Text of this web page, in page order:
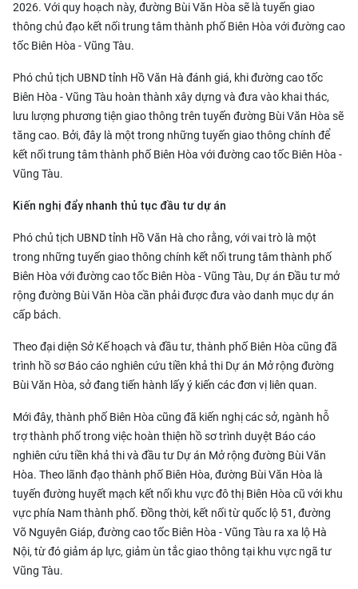
2026. Với quy hoạch này, đường Bùi Văn Hòa sẽ là tuyến giao
thông chủ đạo kết nối trung tâm thành phố Biên Hòa với đường cao
tốc Biên Hòa - Vũng Tàu.
Phó chủ tịch UBND tỉnh Hồ Văn Hà đánh giá, khi đường cao tốc
Biên Hòa - Vũng Tàu hoàn thành xây dựng và đưa vào khai thác,
lưu lượng phương tiện giao thông trên tuyến đường Bùi Văn Hòa sẽ
tăng cao. Bởi, đây là một trong những tuyến giao thông chính để
kết nối trung tâm thành phố Biên Hòa với đường cao tốc Biên Hòa -
Vũng Tàu.
Kiến nghị đẩy nhanh thủ tục đầu tư dự án
Phó chủ tịch UBND tỉnh Hồ Văn Hà cho rằng, với vai trò là một
trong những tuyến giao thông chính kết nối trung tâm thành phố
Biên Hòa với đường cao tốc Biên Hòa - Vũng Tàu, Dự án Đầu tư mở
rộng đường Bùi Văn Hòa cần phải được đưa vào danh mục dự án
cấp bách.
Theo đại diện Sở Kế hoạch và đầu tư, thành phố Biên Hòa cũng đã
trình hồ sơ Báo cáo nghiên cứu tiền khả thi Dự án Mở rộng đường
Bùi Văn Hòa, sở đang tiến hành lấy ý kiến các đơn vị liên quan.
Mới đây, thành phố Biên Hòa cũng đã kiến nghị các sở, ngành hỗ
trợ thành phố trong việc hoàn thiện hồ sơ trình duyệt Báo cáo
nghiên cứu tiền khả thi và đầu tư Dự án Mở rộng đường Bùi Văn
Hòa. Theo lãnh đạo thành phố Biên Hòa, đường Bùi Văn Hòa là
tuyến đường huyết mạch kết nối khu vực đô thị Biên Hòa cũ với khu
vực phía Nam thành phố. Đồng thời, kết nối từ quốc lộ 51, đường
Võ Nguyên Giáp, đường cao tốc Biên Hòa - Vũng Tàu ra xa lộ Hà
Nội, từ đó giảm áp lực, giảm ùn tắc giao thông tại khu vực ngã tư
Vũng Tàu.